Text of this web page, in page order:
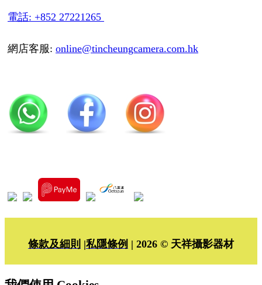
電話: +852 27221265
網店客服: online@tincheungcamera.com.hk
條款及細則 |私隱條例 | 2026 © 天祥攝影器材